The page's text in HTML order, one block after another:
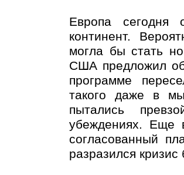
Европа сегодня
континент.
могла бы стать
США предложил
программе
такого даже в
пытались
убеждениях. Еще
согласованный
разразился